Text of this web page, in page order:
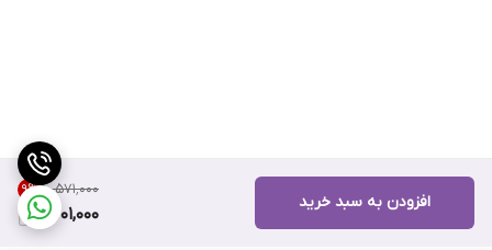
۱۰٬۵۷۱٬۰۰۰ 9%
9,601,000
افزودن به سبد خرید